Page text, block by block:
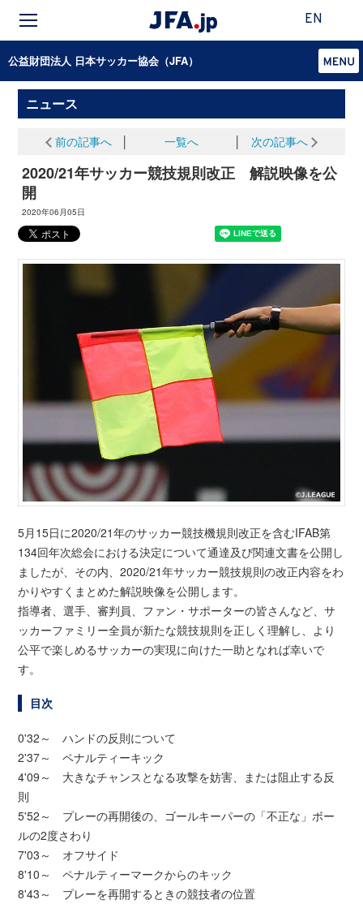
EN
公益財団法人 日本サッカー協会（JFA）
ニュース
前の記事へ 一覧へ 次の記事へ
2020/21年サッカー競技規則改正 解説映像を公
開
2020年06月05日
5月15日に2020/21年のサッカー競技機規則改正を含むIFAB第
134回年次総会における決定について通達及び関連文書を公開し
ましたが、その内、2020/21年サッカー競技規則の改正内容をわ
かりやすくまとめた解説映像を公開します。
指導者、選手、審判員、ファン・サポーターの皆さんなど、サ
ッカーファミリー全員が新たな競技規則を正しく理解し、より
公平で楽しめるサッカーの実現に向けた一助となれば幸いで
す。
目次
0'32～ ハンドの反則について
2'37～ ペナルティーキック
4'09～ 大きなチャンスとなる攻撃を妨害、または阻止する反
則
5'52～ プレーの再開後の、ゴールキーパーの「不正な」ボー
ルの2度さわり
7'03～ オフサイド
8'10～ ペナルティーマークからのキック
8'43～ プレーを再開するときの競技者の位置